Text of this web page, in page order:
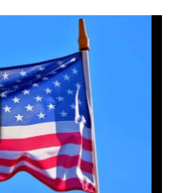
Play